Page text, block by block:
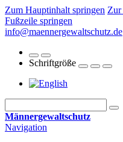
Zum Hauptinhalt springen Zur
Fußzeile springen
info@maennergewaltschutz.de
Schriftgröße
Männergewaltschutz
Navigation